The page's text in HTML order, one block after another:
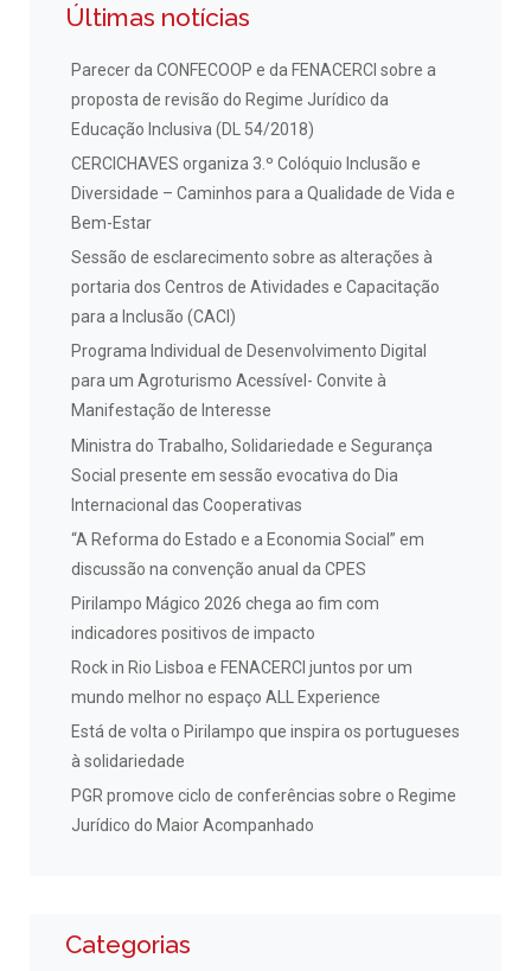
Últimas notícias
Parecer da CONFECOOP e da FENACERCI sobre a
proposta de revisão do Regime Jurídico da
Educação Inclusiva (DL 54/2018)
CERCICHAVES organiza 3.º Colóquio Inclusão e
Diversidade – Caminhos para a Qualidade de Vida e
Bem-Estar
Sessão de esclarecimento sobre as alterações à
portaria dos Centros de Atividades e Capacitação
para a Inclusão (CACI)
Programa Individual de Desenvolvimento Digital
para um Agroturismo Acessível- Convite à
Manifestação de Interesse
Ministra do Trabalho, Solidariedade e Segurança
Social presente em sessão evocativa do Dia
Internacional das Cooperativas
“A Reforma do Estado e a Economia Social” em
discussão na convenção anual da CPES
Pirilampo Mágico 2026 chega ao fim com
indicadores positivos de impacto
Rock in Rio Lisboa e FENACERCI juntos por um
mundo melhor no espaço ALL Experience
Está de volta o Pirilampo que inspira os portugueses
à solidariedade
PGR promove ciclo de conferências sobre o Regime
Jurídico do Maior Acompanhado
Categorias